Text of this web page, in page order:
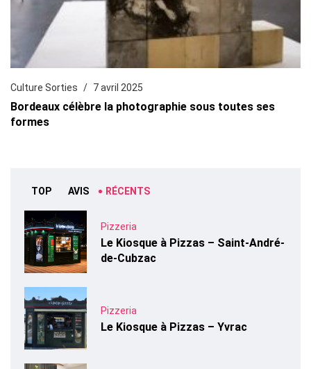
Culture Sorties 7 avril 2025
Bordeaux célèbre la photographie sous toutes ses
formes
TOP AVIS RÉCENTS
Pizzeria
Le Kiosque à Pizzas – Saint-André-
de-Cubzac
Pizzeria
Le Kiosque à Pizzas – Yvrac